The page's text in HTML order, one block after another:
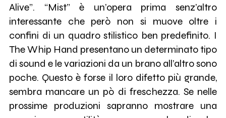
Alive”. “Mist” è un’opera prima senz’altro
interessante che però non si muove oltre i
confini di un quadro stilistico ben predefinito. I
The Whip Hand presentano un determinato tipo
di sound e le variazioni da un brano all’altro sono
poche. Questo è forse il loro difetto più grande,
sembra mancare un pò di freschezza. Se nelle
prossime produzioni sapranno mostrare una